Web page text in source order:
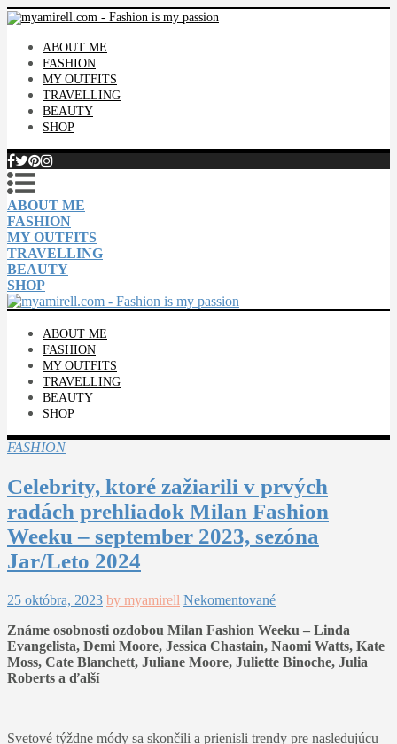
ABOUT ME
FASHION
MY OUTFITS
TRAVELLING
BEAUTY
SHOP
ABOUT ME
FASHION
MY OUTFITS
TRAVELLING
BEAUTY
SHOP
ABOUT ME
FASHION
MY OUTFITS
TRAVELLING
BEAUTY
SHOP
FASHION
Celebrity, ktoré zažiarili v prvých
radách prehliadok Milan Fashion
Weeku – september 2023, sezóna
Jar/Leto 2024
25 októbra, 2023 by myamirell Nekomentované
Známe osobnosti ozdobou Milan Fashion Weeku – Linda
Evangelista, Demi Moore, Jessica Chastain, Naomi Watts, Kate
Moss, Cate Blanchett, Juliane Moore, Juliette Binoche, Julia
Roberts a ďalší
Svetové týždne módy sa skončili a prienisli trendy pre nasledujúcu